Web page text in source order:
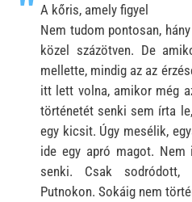
A kőris, amely figyel
Nem tudom pontosan,
közel százötven. De
mellette, mindig az az
itt lett volna, amikor még
történetét senki sem írta
egy kicsit. Úgy mesélik,
ide egy apró magot. Nem
senki. Csak sodródott,
Putnokon. Sokáig nem